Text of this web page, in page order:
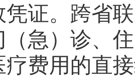
凭证。跨省
（急）诊、
疗费用的直